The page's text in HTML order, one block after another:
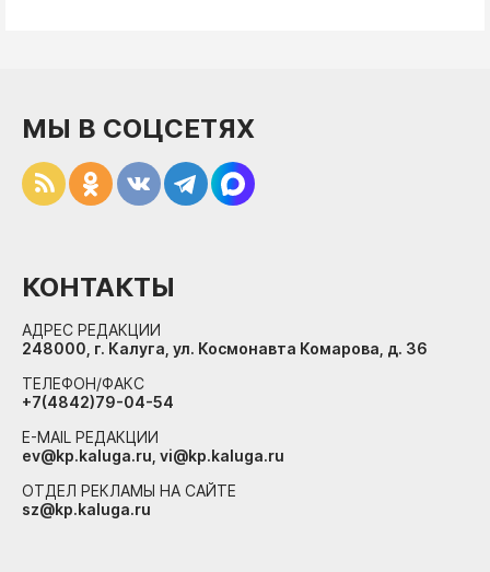
МЫ В СОЦСЕТЯХ
КОНТАКТЫ
АДРЕС РЕДАКЦИИ
248000, г. Калуга, ул. Космонавта Комарова, д. 36
ТЕЛЕФОН/ФАКС
+7(4842)79-04-54
E-MAIL РЕДАКЦИИ
ev@kp.kaluga.ru, vi@kp.kaluga.ru
ОТДЕЛ РЕКЛАМЫ НА САЙТЕ
sz@kp.kaluga.ru